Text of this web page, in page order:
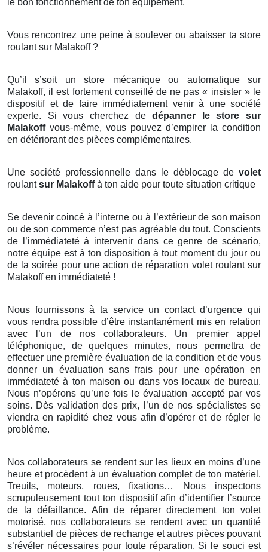
le bon fonctionnement de ton équipement.
Vous rencontrez une peine à soulever ou abaisser ta store
roulant sur Malakoff ?
Qu’il s’soit un store mécanique ou automatique sur
Malakoff, il est fortement conseillé de ne pas « insister » le
dispositif et de faire immédiatement venir à une société
experte. Si vous cherchez dedépanner le store sur
Malakoffvous-même, vous pouvez d’empirer la condition
en détériorant des pièces complémentaires.
Une société professionnelle dans le déblocage de volet
roulantsur Malakoffà ton aide pour toute situation critique
Se devenir coincé à l’interne ou à l’extérieur de son maison
ou de son commerce n’est pas agréable du tout. Conscients
de l’immédiateté à intervenir dans ce genre de scénario,
notre équipe est à ton disposition à tout moment du jour ou
de la soirée pour une action de réparation volet roulant sur
Malakoffen immédiateté !
Nous fournissons à ta service un contact d’urgence qui
vous rendra possible d’être instantanément mis en relation
avec l’un de nos collaborateurs. Un premier appel
téléphonique, de quelques minutes, nous permettra de
effectuer une première évaluation de la condition et de vous
donner un évaluation sans frais pour une opération en
immédiateté à ton maison ou dans vos locaux de bureau.
Nous n’opérons qu’une fois le évaluation accepté par vos
soins. Dès validation des prix, l’un de nos spécialistes se
viendra en rapidité chez vous afin d’opérer et de régler le
problème.
Nos collaborateurs se rendent sur les lieux en moins d’une
heure et procèdent à un évaluation complet de ton matériel.
Treuils, moteurs, roues, fixations… Nous inspectons
scrupuleusement tout ton dispositif afin d’identifier l’source
de la défaillance. Afin de réparer directement ton volet
motorisé, nos collaborateurs se rendent avec un quantité
substantiel de pièces de rechange et autres pièces pouvant
s’révéler nécessaires pour toute réparation. Si le souci est